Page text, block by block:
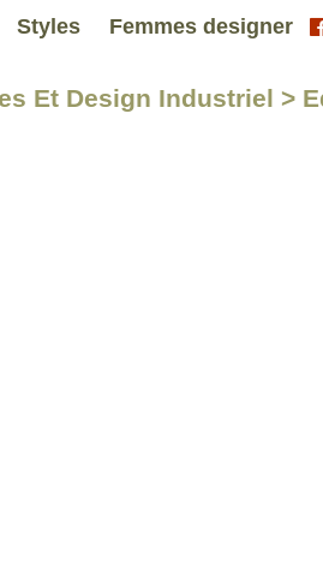
Styles Femmes designer
Et Design Industriel >